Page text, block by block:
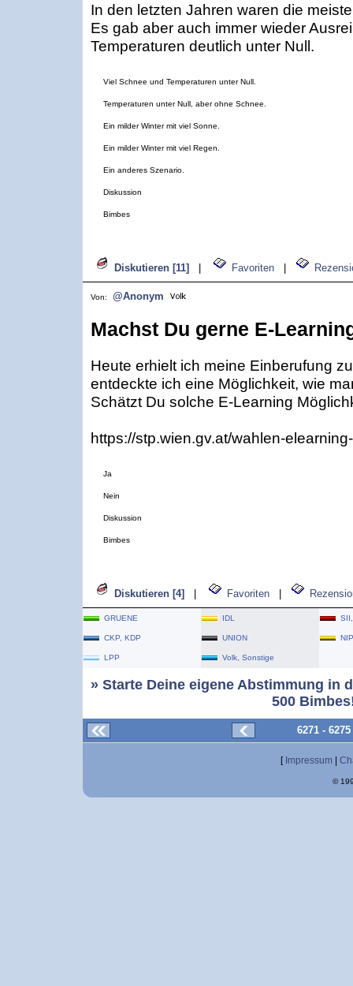
In den letzten Jahren waren die
Es gab aber auch immer wieder
Temperaturen deutlich unter Null.
Viel Schnee und Temperaturen unter Null.
Temperaturen unter Null, aber ohne Schnee.
Ein milder Winter mit viel Sonne.
Ein milder Winter mit viel Regen.
Ein anderes Szenario.
Diskussion
Bimbes
Diskutieren [11] Favoriten
Von: @Anonym
Machst Du gerne E-
Heute erhielt ich meine Einberufung
entdeckte ich eine Möglichkeit, wie
Schätzt Du solche E-Learning
https://stp.wien.gv.at/wahlen-
Ja
Nein
Diskussion
Bimbes
Diskutieren [4] Favoriten
GRUENE IDL
CKP, KDP UNION NIP
LPP Volk, Sonstige
» Starte Deine eigene Abstimmung in
500
6271 -
[ Impressum
©